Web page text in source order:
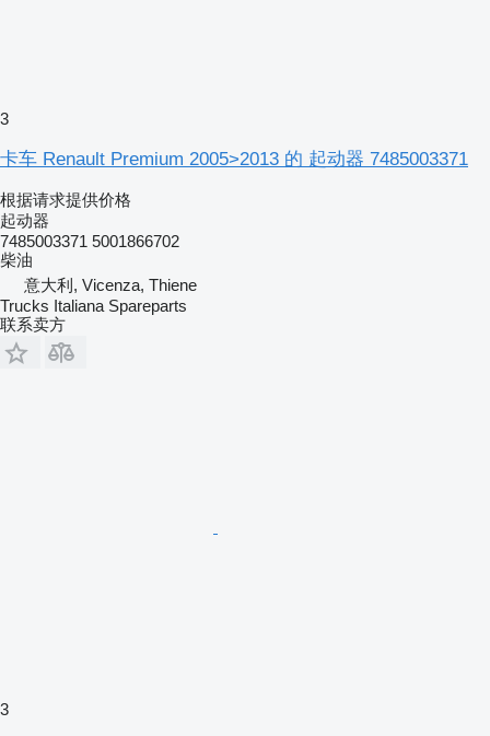
3
卡车 Renault Premium 2005>2013 的 起动器 7485003371
根据请求提供价格
起动器
7485003371 5001866702
柴油
意大利, Vicenza, Thiene
Trucks Italiana Spareparts
联系卖方
3